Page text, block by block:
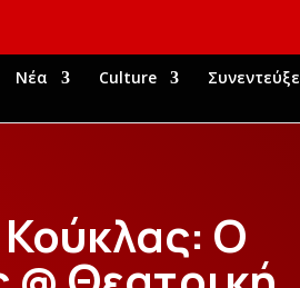
Νέα Culture
Ο